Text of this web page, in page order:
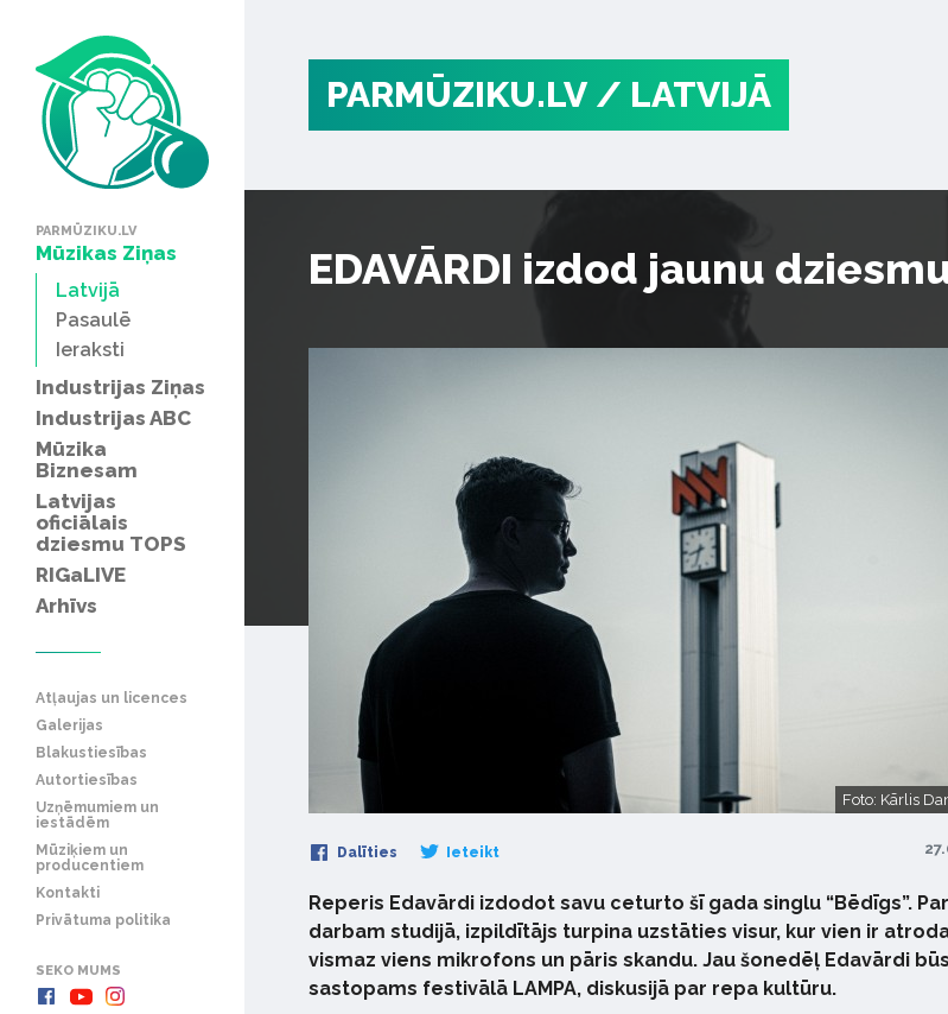
PARMŪZIKU.LV
Mūzikas Ziņas
Latvijā
Pasaulē
Ieraksti
Industrijas Ziņas
Industrijas ABC
Mūzika
Biznesam
Latvijas
oficiālais
dziesmu TOPS
RIGaLIVE
Arhīvs
Atļaujas un licences
Galerijas
Blakustiesības
Autortiesības
Uzņēmumiem un
iestādēm
Mūziķiem un
producentiem
Kontakti
Privātuma politika
SEKO MUMS
PARMŪZIKU.LV / LATVIJĀ
EDAVĀRDI izdod jaunu
Foto: Kārlis
Dalīties Ieteikt
Reperis Edavārdi izdodot savu ceturto šī gada singlu “Bēdīgs”.
darbam studijā, izpildītājs turpina uzstāties visur, kur vien ir
vismaz viens mikrofons un pāris skandu. Jau šonedēļ Edavārdi būs
sastopams festivālā LAMPA, diskusijā par repa kultūru.